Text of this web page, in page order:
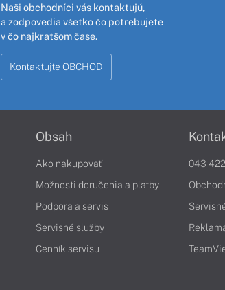
Naši obchodníci vás kontaktujú,
a zodpovedia všetko čo potrebujete
v čo najkratšom čase.
Kontaktujte OBCHOD
Obsah
Ako nakupovať
Možnosti doručenia a platby
Podpora a servis
Servisné služby
Cenník servisu
043